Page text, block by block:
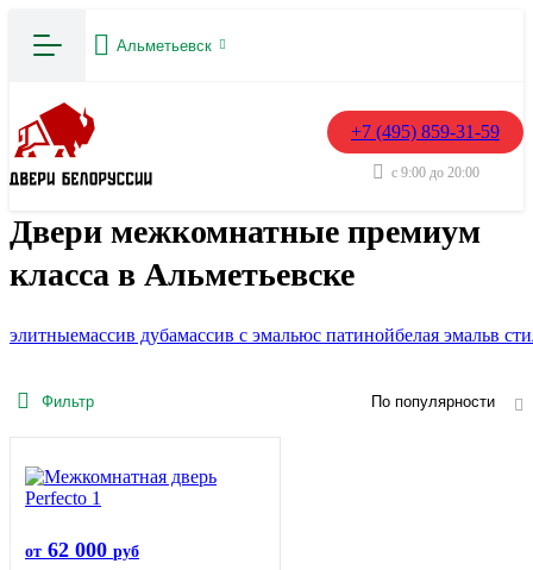
Альметьевск
+7 (495) 859-31-59
с 9:00 до 20:00
Двери межкомнатные премиум
класса в Альметьевске
элитныемассив дубамассив с эмальюс патинойбелая эмальв
Фильтр По популярности
от 62 000 руб